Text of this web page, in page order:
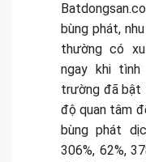
bùng phát,
thường có
ngay khi
trường đã bật
độ quan tâm
bùng phát
306%, 62%,